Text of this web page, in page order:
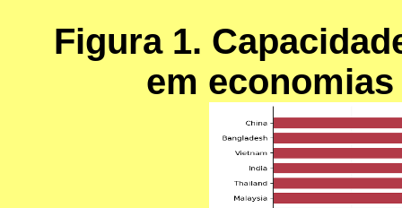
Figura 1.
em